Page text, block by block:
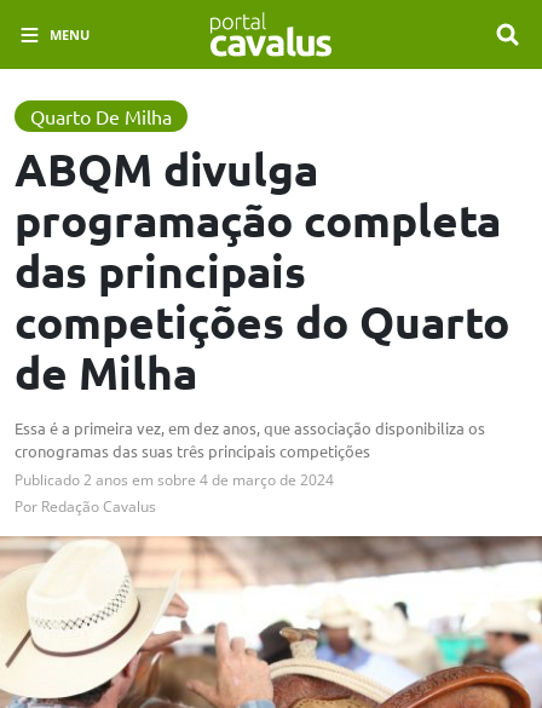
MENU
Quarto De Milha
ABQM divulga
programação completa
das principais
competições do Quarto
de Milha
Essa é a primeira vez, em dez anos, que associação disponibiliza os
cronogramas das suas três principais competições
Publicado2 anos em sobre 4 de março de 2024
Por Redação Cavalus